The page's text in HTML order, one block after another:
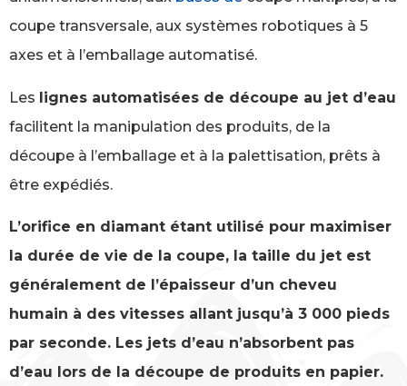
coupe transversale, aux systèmes robotiques à 5
axes et à l’emballage automatisé.
Les lignes automatisées de découpe au jet d’eau
facilitent la manipulation des produits, de la
découpe à l’emballage et à la palettisation, prêts à
être expédiés.
L’orifice en diamant étant utilisé pour maximiser
la durée de vie de la coupe, la taille du jet est
généralement de l’épaisseur d’un cheveu
humain à des vitesses allant jusqu’à 3 000 pieds
par seconde. Les jets d’eau n’absorbent pas
d’eau lors de la découpe de produits en papier.